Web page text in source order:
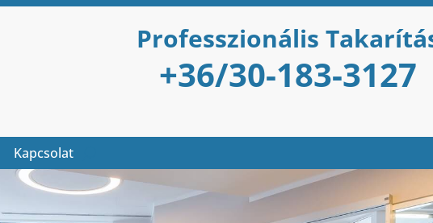
Professzionális
+36/30-183-3127
Kapcsolat